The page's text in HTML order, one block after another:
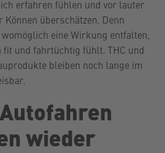
erfahren fühlen und vor lauter
Können überschätzen. Denn
eine Wirkung entfalten,
fit und fahrtüchtig fühlt. THC und
bleiben noch lange im
wieder